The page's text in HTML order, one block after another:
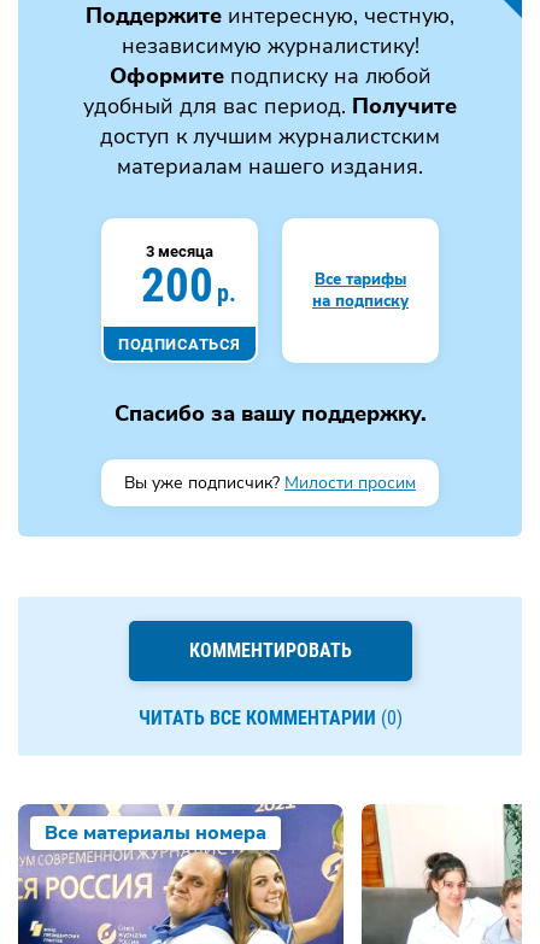
Поддержите интересную, честную,
независимую журналистику!
Оформитеподписку на любой
удобный для вас период. Получите
доступ к лучшим журналистским
материалам нашего издания.
3 месяца
200 р.
ПОДПИСАТЬСЯ
Все тарифы
на подписку
Спасибо за вашу поддержку.
Вы уже подписчик? Милости просим
КОММЕНТИРОВАТЬ
ЧИТАТЬ ВСЕ КОММЕНТАРИИ (0)
Все материалы номера